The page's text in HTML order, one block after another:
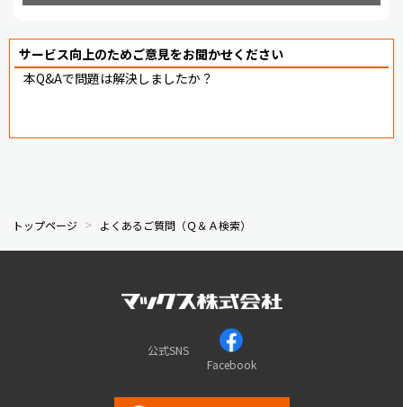
サービス向上のためご意見をお聞かせください
本Q&Aで問題は解決しましたか？
トップページ よくあるご質問（Ｑ＆Ａ検索）
公式SNS
Facebook